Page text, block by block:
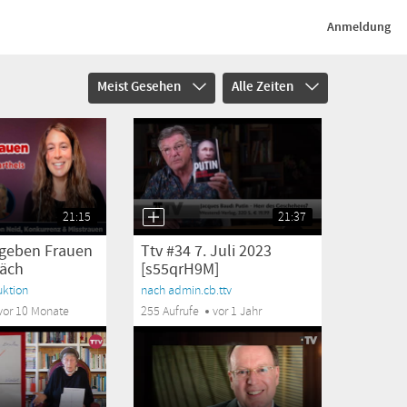
Anmeldung
Meist Gesehen Alle Zeiten
21:15
Frauen
10 Monate
21:37
Ttv #34 7. Juli 2023
[s55qrH9M]
nach admin.cb.ttv
255 Aufrufe
vor 1 Jahr